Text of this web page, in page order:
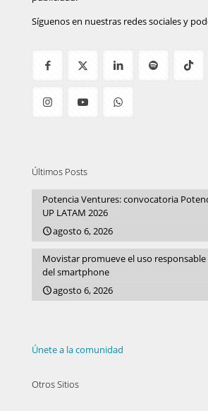
Síguenos en nuestras redes sociales y
Últimos Posts
Potencia Ventures: convocatoria
UP LATAM 2026
agosto 6, 2026
Movistar promueve el uso responsable
del smartphone
agosto 6, 2026
Únete a la comunidad
Otros Sitios